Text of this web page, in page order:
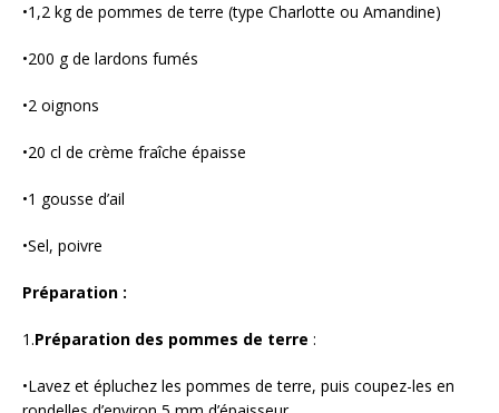
•1,2 kg de pommes de terre (type Charlotte ou Amandine)
•200 g de lardons fumés
•2 oignons
•20 cl de crème fraîche épaisse
•1 gousse d’ail
•Sel, poivre
Préparation :
1.Préparation des pommes de terre :
•Lavez et épluchez les pommes de terre, puis coupez-les en